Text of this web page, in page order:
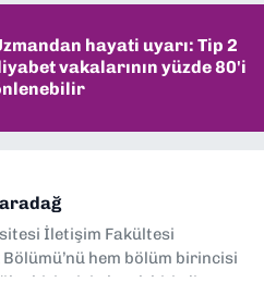
hayati uyarı: Tip 2
vakalarının yüzde 80'i
İletişim Fakültesi
hem bölüm birincisi
birincisi olarak bitirdim.